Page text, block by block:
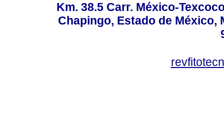
Km. 38.5 Carr. México-
Chapingo, Estado de México,